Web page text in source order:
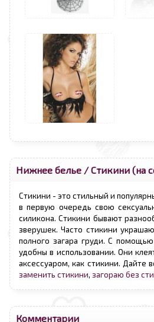
Нижнее белье /Стикини (на
Стикини - это стильный и
в первую очередь свою
силикона. Стикини бывают
зверушек. Часто стикини
полного загара груди. С
удобны в использовании. Они
аксессуаром, как стикини. Дайте
заменить стикини, загораю без
Комментарии